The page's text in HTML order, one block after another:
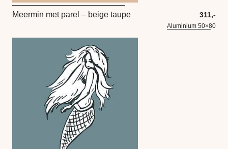
Meermin met parel – beige taupe 311,-
Aluminium 50×80